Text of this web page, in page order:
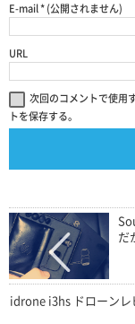
E-mail*(公開されません)
URL
次回のコメントで使用
トを保存する。
だ
idrone i3hs ドローン